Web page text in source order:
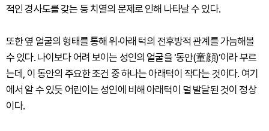
적인 경사도를 갖는 등 치열의 문제로 인해 나타날 수 있다.
또한 옆 얼굴의 형태를 통해 위·아래 턱의 전후방적 관계를 가늠해볼
수 있다. 나이보다 어려 보이는 성인의 얼굴을 ‘동안(童顔)’이라 부르
는데, 이 동안의 주요한 조건 중 하나는 아래턱이 작다는 것이다. 여기
에서 알 수 있듯 어린이는 성인에 비해 아래턱이 덜 발달된 것이 정상
이다.